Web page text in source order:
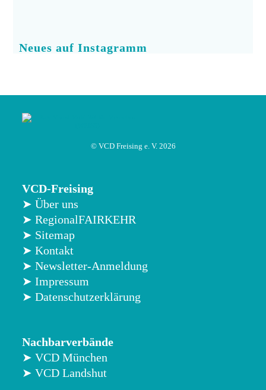
Neues auf Instagramm
© VCD Freising e. V. 2026
VCD-Freising
➤ Über uns
➤ RegionalFAIRKEHR
➤ Sitemap
➤ Kontakt
➤ Newsletter-Anmeldung
➤ Impressum
➤ Datenschutzerklärung
Nachbarverbände
➤ VCD München
➤ VCD Landshut